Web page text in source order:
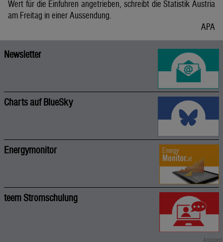
Wert für die Einfuhren angetrieben, schreibt die Statistik Austria
am Freitag in einer Aussendung.
APA
Newsletter
Charts auf BlueSky
Energymonitor
teem Stromschulung